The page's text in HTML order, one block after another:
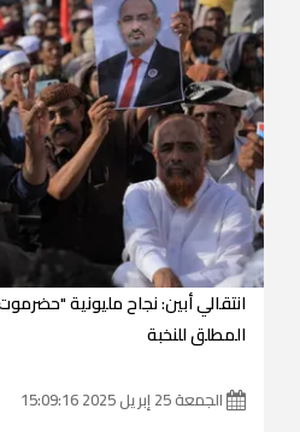
انتقالي أبين: نجاح مليونية
المطلق للنخبة
الجمعة 25 إبريل 2025 15:09:16